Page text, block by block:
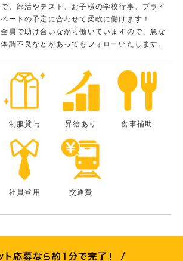
で、部活やテスト、お子様の学校行事、プライ
ベートの予定に合わせて柔軟に働けます！
全員で助け合いながら働いていますので、急な
体調不良などがあってもフォローいたします。
制服貸与 昇給あり 食事補助
社員登用 交通費